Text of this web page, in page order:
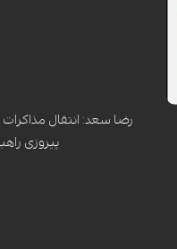
رضا سعد: انتقال
پیروزی